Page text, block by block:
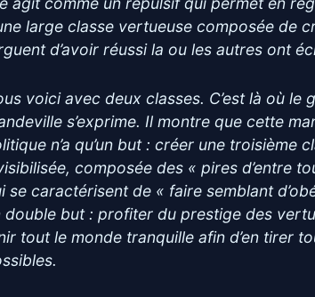
large classe vertueuse composée de
d’avoir réussi la ou les autres ont
voici avec deux classes. C’est là où le
s’exprime. Il montre que cette
n’a qu’un but : créer une troisième
composée des « pires d’entre
se caractérisent de « faire semblant
double but : profiter du prestige des
tout le monde tranquille afin d’en tirer